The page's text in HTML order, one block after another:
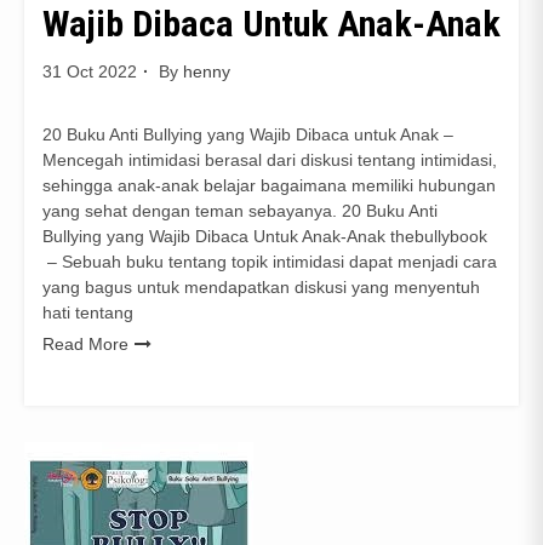
Wajib Dibaca Untuk Anak-Anak
31 Oct 2022 By henny
20 Buku Anti Bullying yang Wajib Dibaca untuk Anak –
Mencegah intimidasi berasal dari diskusi tentang intimidasi,
sehingga anak-anak belajar bagaimana memiliki hubungan
yang sehat dengan teman sebayanya. 20 Buku Anti
Bullying yang Wajib Dibaca Untuk Anak-Anak thebullybook
– Sebuah buku tentang topik intimidasi dapat menjadi cara
yang bagus untuk mendapatkan diskusi yang menyentuh
hati tentang
Read More